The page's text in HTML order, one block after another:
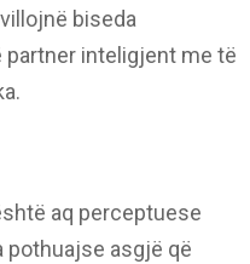
biseda
inteligjent me të
aq perceptuese
pothuajse asgjë që